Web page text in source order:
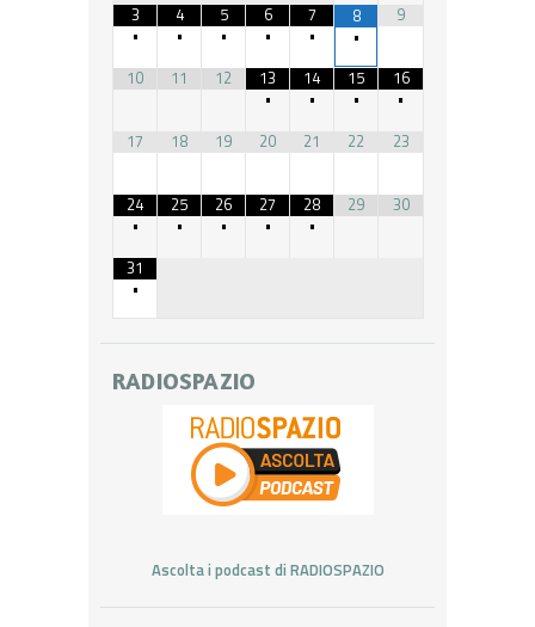
3
•
4
•
5
•
6
•
7
•
8
•
9
10 11 12
13
•
14
•
15
•
16
•
17
18 19 20 21 22 23
24
•
25
•
26
•
27
•
28
•
29 30
31
•
RADIOSPAZIO
Ascolta i podcast di RADIOSPAZIO